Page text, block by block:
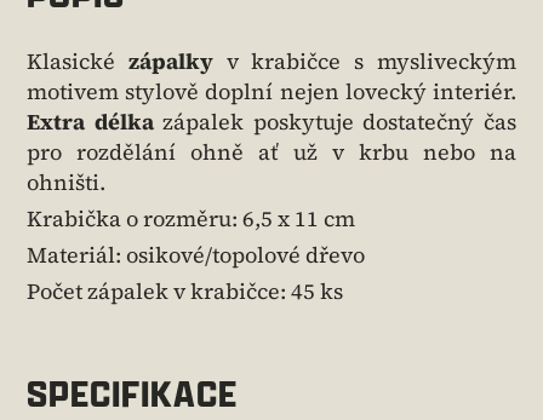
Klasické zápalky v krabičce s mysliveckým
motivem stylově doplní nejen lovecký interiér.
Extra délkazápalek poskytuje dostatečný čas
pro rozdělání ohně ať už v krbu nebo na
ohništi.
Krabička o rozměru: 6,5 x 11 cm
Materiál: osikové/topolové dřevo
Počet zápalek v krabičce: 45 ks
SPECIFIKACE